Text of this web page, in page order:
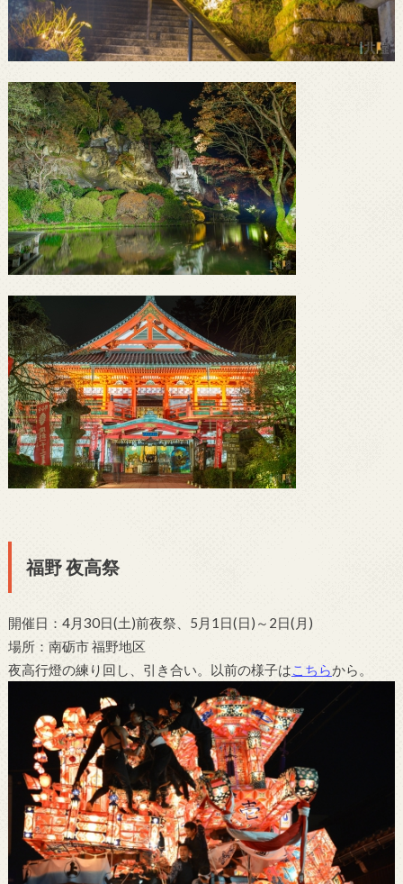
福野 夜高祭
開催日：4月30日(土)前夜祭、5月1日(日)～2日(月)
場所：南砺市 福野地区
夜高行燈の練り回し、引き合い。以前の様子は こちらから。